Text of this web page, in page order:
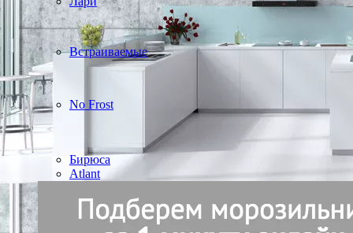
Встраиваемые
No Frost
Бирюса
Atlant